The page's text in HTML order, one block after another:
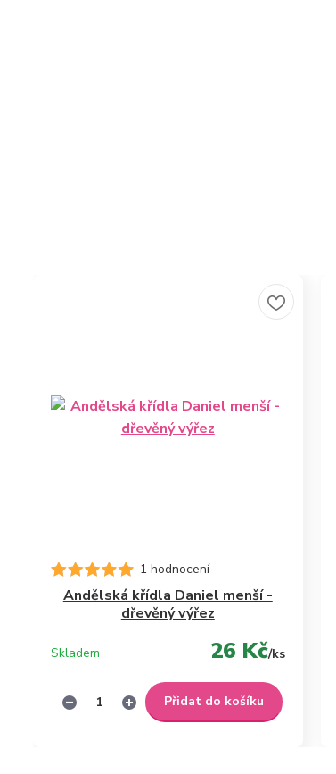
1 hodnocení
Andělská křídla Daniel menší -
dřevěný výřez
26 Kč/ks
Skladem
Přidat do košíku